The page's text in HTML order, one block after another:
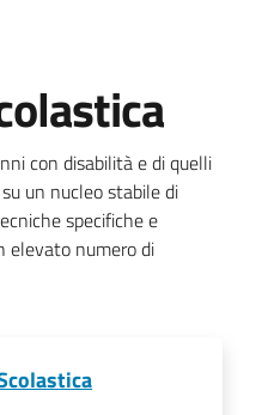
con disabilità e di quelli
un nucleo stabile di
specifiche e
elevato numero di